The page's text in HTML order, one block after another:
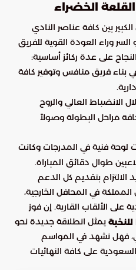
الخضراء
بين كافة عناصر النادي
السر وراء العودة القوية للفريق
على عدة ركائز أساسية:
بناء فريق منافس وتوفير كافة
الانضباط العالي والروح
مراحل البطولة وصولاً
لوحة فنية في المدرجات وكانت
طوال دقائق المباراة.
الالتزام بتقديم كل الدعم
في المحافل الخارجية،
على الألقاب القارية. إن فوز
يمثل انطلاقة جديدة نحو
فهل نشهد في المواسم
على كافة النهائيات